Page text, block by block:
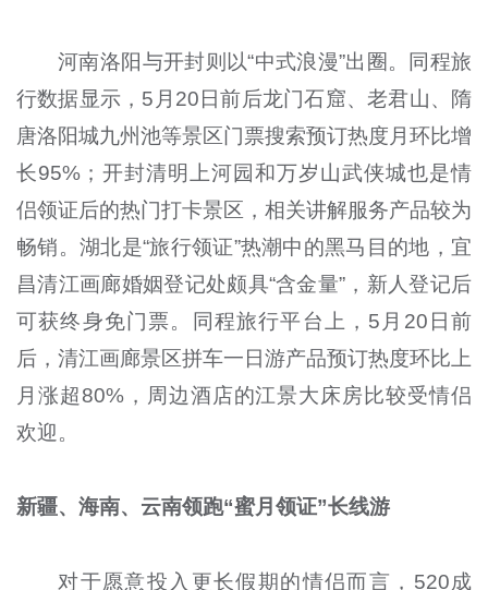
河南洛阳与开封则以“中式浪漫”出圈。同程旅
行数据显示，5月20日前后龙门石窟、老君山、隋
唐洛阳城九州池等景区门票搜索预订热度月环比增
长95%；开封清明上河园和万岁山武侠城也是情
侣领证后的热门打卡景区，相关讲解服务产品较为
畅销。湖北是“旅行领证”热潮中的黑马目的地，宜
昌清江画廊婚姻登记处颇具“含金量”，新人登记后
可获终身免门票。同程旅行平台上，5月20日前
后，清江画廊景区拼车一日游产品预订热度环比上
月涨超80%，周边酒店的江景大床房比较受情侣
欢迎。
新疆、海南、云南领跑“蜜月领证”长线游
对于愿意投入更长假期的情侣而言，520成